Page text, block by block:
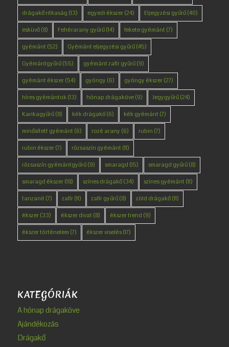
drágakő ritkaság (13) egyedi ékszer(24) Eljegyzési gyűrű(40)
esküvő(8) Fehérarany gyűrű(14) fekete gyémánt (7)
gyémánt (52) Gyémánt eljegyzési gyűrű(45)
Gyémántgyűrű(55) gyémánt zafír gyűrű(9)
gyémánt ékszer(54) gyöngy (6) gyöngy ékszer(27)
híres gyémántok(13) hónap drágaköve(9) Jegygyűrű(24)
Karikagyűrű(8) kék drágakő(6) kék gyémánt (7)
minősített gyémánt (6) rozé arany (6) rubin (7)
rubin ékszer(7) rózsaszín gyémánt (11)
rózsaszín gyémántgyűrű(9) smaragd (15) smaragd gyűrű(8)
smaragd ékszer(18) színes drágakő(34) színes gyémánt (11)
tanzanit (7) zafír(11) zafír gyűrű(8) zöld drágakő(11)
ékszer(33) ékszer divat (8) ékszer trend (9)
ékszer történelem (7) ékszer viselés(17)
KATEGÓRIÁK
A hónap drágaköve
Ajándékozás
Drágakő